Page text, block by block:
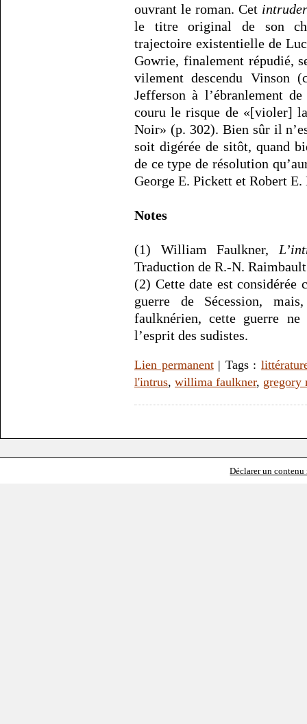
ouvrant le roman. Cet
le titre original de son
trajectoire existentielle de
Gowrie, finalement répudié,
vilement descendu Vinson
Jefferson à l’ébranlement
couru le risque de «[violer]
Noir» (p. 302). Bien sûr il
soit digérée de sitôt, quand
de ce type de résolution
George E. Pickett et Robert E.
Notes
(1) William Faulkner,
Traduction de R.-N.
(2) Cette date est
guerre de Sécession,
faulknérien, cette guerre ne
l’esprit des sudistes.
Lien permanent| Tags :
l'intrus, willima faulkner, gregory
Déclarer un